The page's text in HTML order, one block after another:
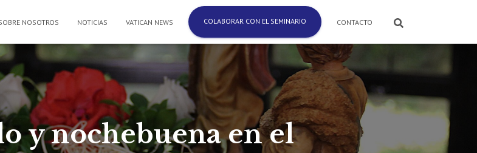
NOSOTROS NOTICIAS VATICAN NEWS COLABORAR CON EL SEMINARIO CONTACTO
y nochebuena en el